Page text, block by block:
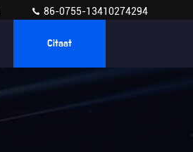
86-0755-13410274294
Citaat